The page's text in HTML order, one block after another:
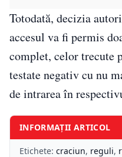
Totodată, decizia
accesul va fi permis
complet, celor trecute
testate negativ cu nu
de intrarea în
INFORMAȚII ARTICOL
Etichete: craciun, reguli,